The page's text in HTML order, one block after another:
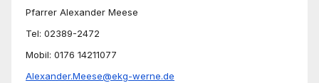
Pfarrer Alexander Meese
Tel: 02389-2472
Mobil: 0176 14211077
Alexander.Meese@ekg-werne.de